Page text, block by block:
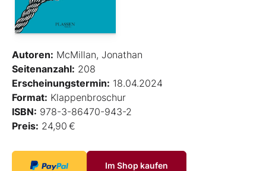
Autoren: McMillan, Jonathan
Seitenanzahl: 208
Erscheinungstermin: 18.04.2024
Format: Klappenbroschur
ISBN: 978-3-86470-943-2
Preis: 24,90 €
Im Shop kaufen